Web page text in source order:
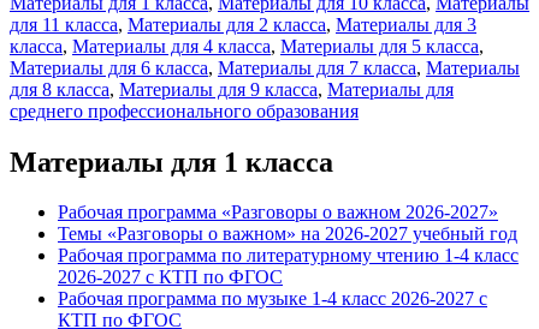
для 11 класса, Материалы для 2 класса, Материалы для 3
класса, Материалы для 4 класса, Материалы для 5 класса,
Материалы для 6 класса, Материалы для 7 класса, Материалы
для 8 класса, Материалы для 9 класса, Материалы для
среднего профессионального образования
Материалы для 1 класса
Рабочая программа «Разговоры о важном 2026-2027»
Темы «Разговоры о важном» на 2026-2027 учебный год
Рабочая программа по литературному чтению 1-4 класс
2026-2027 с КТП по ФГОС
Рабочая программа по музыке 1-4 класс 2026-2027 с
КТП по ФГОС